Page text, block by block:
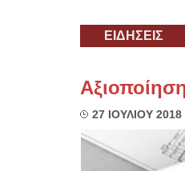
ΕΙΔΗΣΕΙΣ
27 ΙΟΥΛΙΟΥ 2018